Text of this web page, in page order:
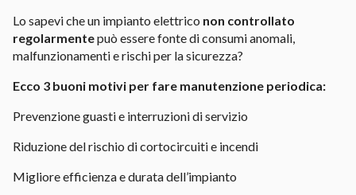
Lo sapevi che un impianto elettrico non controllato
regolarmentepuò essere fonte di consumi anomali,
malfunzionamenti e rischi per la sicurezza?
Ecco 3 buoni motivi per fare manutenzione periodica:
Prevenzione guasti e interruzioni di servizio
Riduzione del rischio di cortocircuiti e incendi
Migliore efficienza e durata dell’impianto